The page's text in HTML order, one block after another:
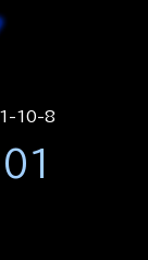
1-10-8